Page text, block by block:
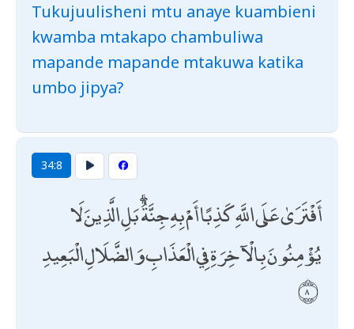
Tukujuulisheni mtu anaye kuambieni
kwamba mtakapo chambuliwa
mapande mapande mtakuwa katika
umbo jipya?
34:8
أَفْتَرَىٰ عَلَى اللَّهِ كَذِبًا أَمْ بِهِ جِنَّةٌ ۗ بَلِ الَّذِينَ لَا
يُؤْمِنُونَ بِالْآخِرَةِ فِي الْعَذَابِ وَالضَّلَالِ الْبَعِيدِ